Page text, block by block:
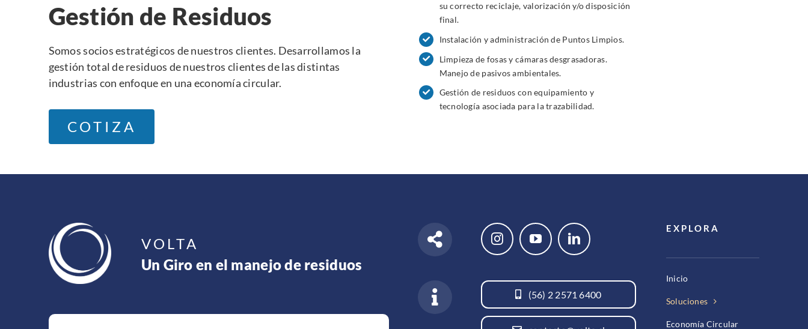
Gestión de Residuos
Somos socios estratégicos de nuestros clientes. Desarrollamos la
gestión total de residuos de nuestros clientes de las distintas
industrias con enfoque en una economía circular.
COTIZA
su correcto reciclaje, valorización y/o disposición
final.
Instalación y administración de Puntos Limpios.
Limpieza de fosas y cámaras desgrasadoras.
Manejo de pasivos ambientales.
Gestión de residuos con equipamiento y
tecnología asociada para la trazabilidad.
VOLTA
Un Giro en el manejo de residuos
(56) 2 2571 6400
EXPLORA
Inicio
Soluciones
Economía Circular